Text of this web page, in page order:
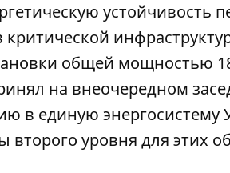
общей мощностью
на внеочередном
в единую
второго уровня для этих